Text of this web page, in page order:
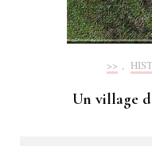
>> ,
Un village